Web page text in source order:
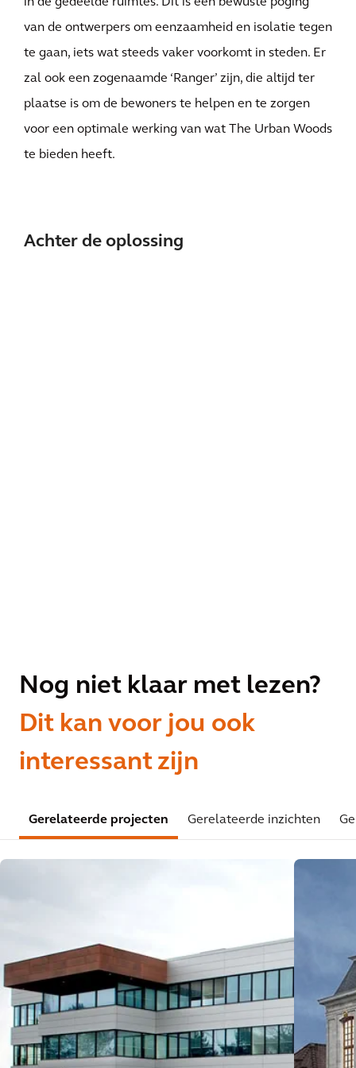
van de ontwerpers om eenzaamheid en isolatie tegen
te gaan, iets wat steeds vaker voorkomt in steden. Er
zal ook een zogenaamde ‘Ranger’ zijn, die altijd ter
plaatse is om de bewoners te helpen en te zorgen
voor een optimale werking van wat The Urban Woods
te bieden heeft.
Achter de oplossing
Nog niet klaar met lezen?
Dit kan voor jou ook
interessant zijn
Gerelateerde projecten Gerelateerde inzichten